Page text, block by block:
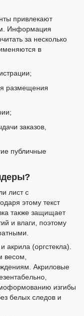
привлекают
Информация
за несколько
в
размещения
заказов,
публичные
лист с
этому текст
также защищает
и влаги, поэтому
акрила (оргстекла).
весом,
Акриловые
изгибы
белых следов и